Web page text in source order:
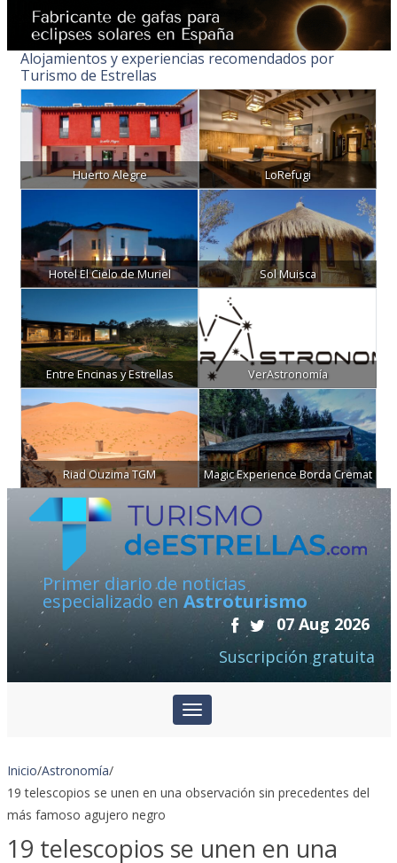
Alojamientos y experiencias recomendados por
Turismo de Estrellas
Huerto Alegre LoRefugi
Hotel El Cielo de Muriel Sol Muisca
Entre Encinas y Estrellas VerAstronomía
Riad Ouzima TGM Magic Experience Borda Cremat
Primer diario de noticias
especializado en Astroturismo
07 Aug 2026
Suscripción gratuita
Inicio/Astronomía/
19 telescopios se unen en una observación sin precedentes del
más famoso agujero negro
19 telescopios se unen en una